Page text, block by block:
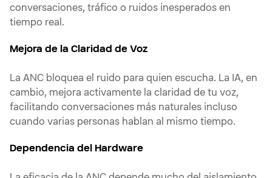
conversaciones, tráfico o ruidos inesperados en
tiempo real.
Mejora de la Claridad de Voz
La ANC bloquea el ruido para quien escucha. La IA, en
cambio, mejora activamente la claridad de tu voz,
facilitando conversaciones más naturales incluso
cuando varias personas hablan al mismo tiempo.
Dependencia del Hardware